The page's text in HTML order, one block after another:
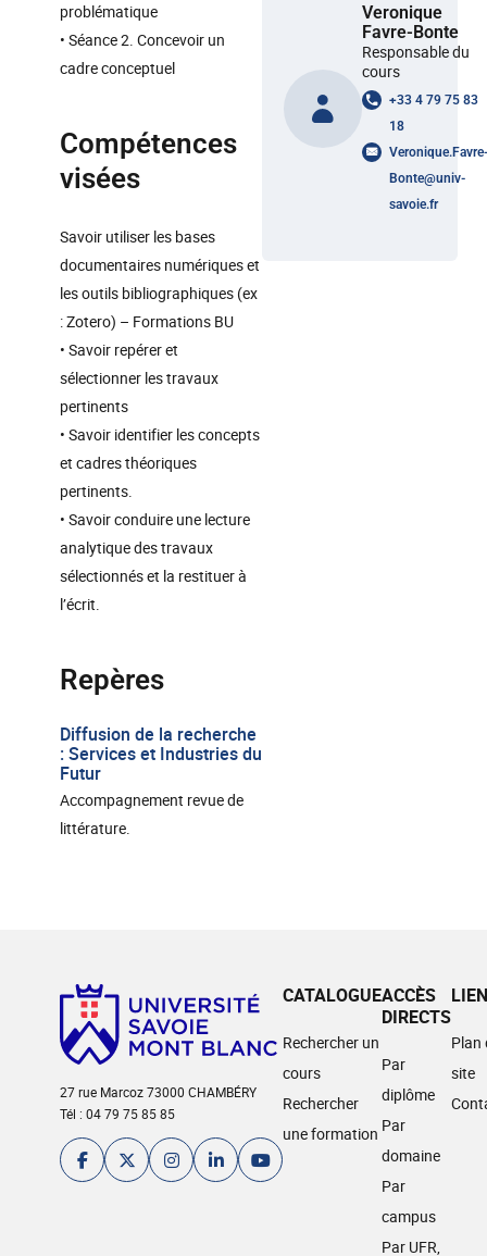
problématique
• Séance 2. Concevoir un
cadre conceptuel
Compétences
visées
Savoir utiliser les bases
documentaires numériques et
les outils bibliographiques (ex
: Zotero) – Formations BU
• Savoir repérer et
sélectionner les travaux
pertinents
• Savoir identifier les concepts
et cadres théoriques
pertinents.
• Savoir conduire une lecture
analytique des travaux
sélectionnés et la restituer à
l’écrit.
Repères
Diffusion de la recherche
: Services et Industries du
Futur
Accompagnement revue de
littérature.
Veronique
Favre-Bonte
Responsable du
cours
+33 4 79 75 83
18
Veronique.Favre-
Bonte@univ-
savoie.fr
27 rue Marcoz 73000 CHAMBÉRY
Tél : 04 79 75 85 85
CATALOGUE
Rechercher un
cours
Rechercher
une formation
ACCÈS
DIRECTS
Par
diplôme
Par
domaine
Par
campus
Par UFR,
Plan
site